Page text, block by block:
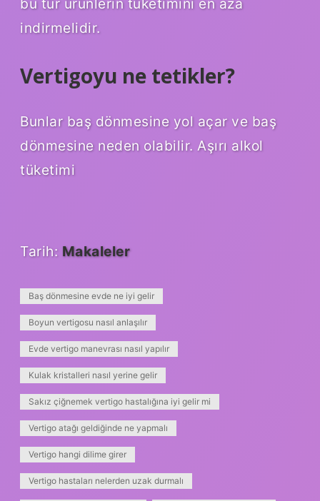
bu tür ürünlerin tüketimini en aza
indirmelidir.
Vertigoyu ne tetikler?
Bunlar baş dönmesine yol açar ve baş
dönmesine neden olabilir. Aşırı alkol
tüketimi
Tarih: Makaleler
Baş dönmesine evde ne iyi gelir
Boyun vertigosu nasıl anlaşılır
Evde vertigo manevrası nasıl yapılır
Kulak kristalleri nasıl yerine gelir
Sakız çiğnemek vertigo hastalığına iyi gelir mi
Vertigo atağı geldiğinde ne yapmalı
Vertigo hangi dilime girer
Vertigo hastaları nelerden uzak durmalı